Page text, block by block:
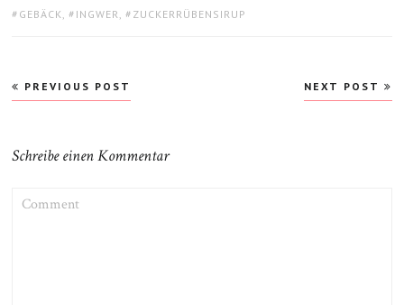
TAGS:
GEBÄCK , INGWER , ZUCKERRÜBENSIRUP
Beitragsnavigation
PREVIOUS POST NEXT POST
Schreibe einen Kommentar